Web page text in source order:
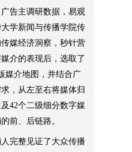
告主调研数据，易观
学新闻与传播学院传
媒经济洞察，秒针营
介的表现后，选取了
媒介地图，并结合广
，从左至右将媒体归
42个二级细分数字媒
前、后链路。
完整见证了大众传播